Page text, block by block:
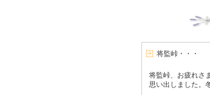
将監峠・・・
将監峠、お疲れさ
思い出しました。